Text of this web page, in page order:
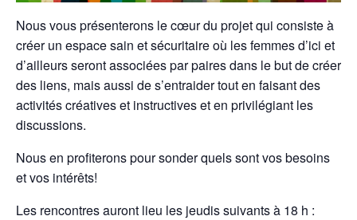
Nous vous présenterons le cœur du projet qui consiste à
créer un espace sain et sécuritaire où les femmes d’ici et
d’ailleurs seront associées par paires dans le but de créer
des liens, mais aussi de s’entraider tout en faisant des
activités créatives et instructives et en privilégiant les
discussions.
Nous en profiterons pour sonder quels sont vos besoins
et vos intérêts!
Les rencontres auront lieu les jeudis suivants à 18 h :